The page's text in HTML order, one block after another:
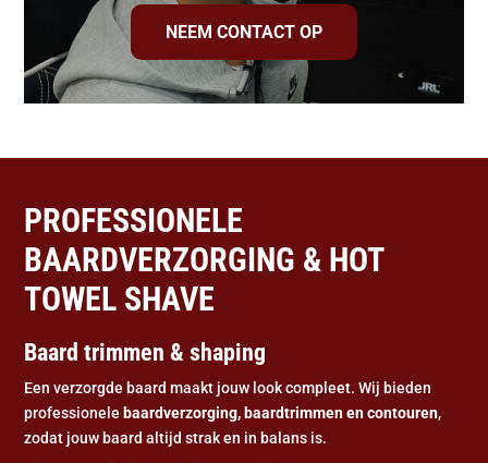
NEEM CONTACT OP
PROFESSIONELE
BAARDVERZORGING & HOT
TOWEL SHAVE
Baard trimmen & shaping
Een verzorgde baard maakt jouw look compleet. Wij bieden
professionele baardverzorging, baardtrimmen en contouren,
zodat jouw baard altijd strak en in balans is.